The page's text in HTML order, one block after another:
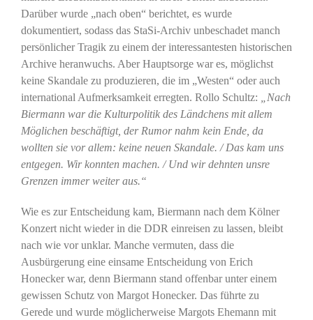
Darüber wurde „nach oben“ berichtet, es wurde
dokumentiert, sodass das StaSi-Archiv unbeschadet manch
persönlicher Tragik zu einem der interessantesten historischen
Archive heranwuchs. Aber Hauptsorge war es, möglichst
keine Skandale zu produzieren, die im „Westen“ oder auch
international Aufmerksamkeit erregten. Rollo Schultz:
„Nach
Biermann war die Kulturpolitik des Ländchens mit allem
Möglichen beschäftigt, der Rumor nahm kein Ende, da
wollten sie vor allem: keine neuen Skandale. / Das kam uns
entgegen. Wir konnten machen. / Und wir dehnten unsre
Grenzen immer weiter aus.“
Wie es zur Entscheidung kam, Biermann nach dem Kölner
Konzert nicht wieder in die DDR einreisen zu lassen, bleibt
nach wie vor unklar. Manche vermuten, dass die
Ausbürgerung eine einsame Entscheidung von Erich
Honecker war, denn Biermann stand offenbar unter einem
gewissen Schutz von Margot Honecker. Das führte zu
Gerede und wurde möglicherweise Margots Ehemann mit